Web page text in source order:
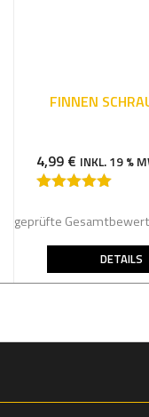
FINNEN
4,99 € INKL. 19 %
5.00
von 5
geprüfte
DETAILS